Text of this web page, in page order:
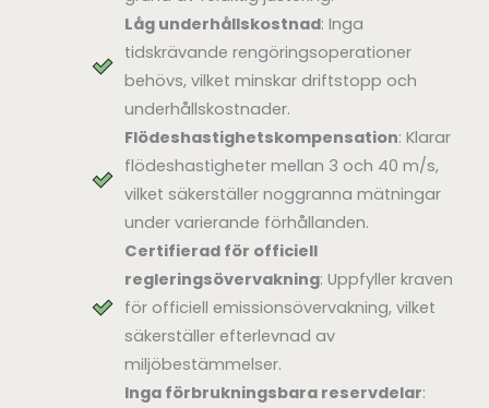
Låg underhållskostnad: Inga
tidskrävande rengöringsoperationer
behövs, vilket minskar driftstopp och
underhållskostnader.
Flödeshastighetskompensation: Klarar
flödeshastigheter mellan 3 och 40 m/s,
vilket säkerställer noggranna mätningar
under varierande förhållanden.
Certifierad för officiell
regleringsövervakning: Uppfyller kraven
för officiell emissionsövervakning, vilket
säkerställer efterlevnad av
miljöbestämmelser.
Inga förbrukningsbara reservdelar: